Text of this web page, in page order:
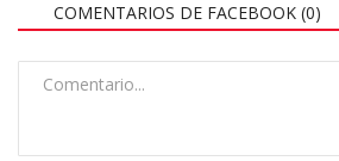
COMENTARIOS DE FACEBOOK (0)